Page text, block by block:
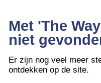
Met 'The
niet
Er zijn nog veel meer
ontdekken op de site.